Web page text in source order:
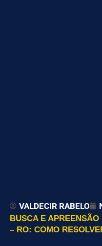
VALDECIR RABELO
BUSCA E
– RO: COMO